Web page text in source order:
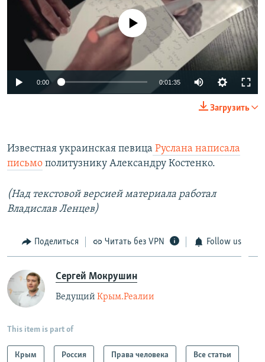
No media source currently available
0:00 0:01:35
Загрузить
Известная украинская певица Руслана написала
письмо политузнику Александру Костенко.
(Над текстовой версией материала работал
Владислав Ленцев)
Поделиться Читать без VPN Follow us
Сергей Мокрушин
Ведущий Крым.Реалии
This item is part of
Крым Россия Права человека Все статьи